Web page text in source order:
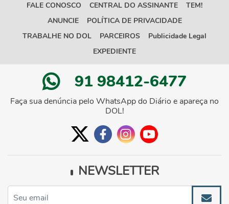
FALE CONOSCO CENTRAL DO ASSINANTE
TEM!
ANUNCIE
POLÍTICA DE PRIVACIDADE
TRABALHE NO DOL
PARCEIROS
Publicidade Legal
EXPEDIENTE
91 98412-6477
Faça sua denúncia pelo WhatsApp do Diário e apareça no
DOL!
NEWSLETTER